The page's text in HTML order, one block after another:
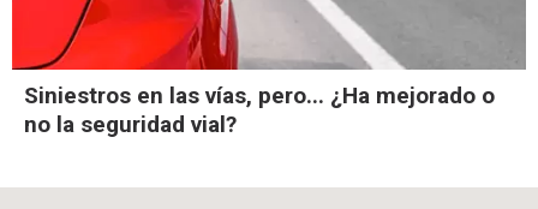
Siniestros en las vías, pero... ¿Ha mejorado o
no la seguridad vial?